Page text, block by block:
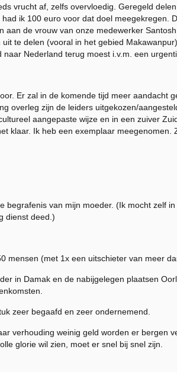
vrucht af, zelfs overvloedig. Geregeld
ik 100 euro voor dat doel meegekregen.
aan de vrouw van onze medewerker
te delen (vooral in het gebied
Nederland terug moest i.v.m. een
Er zal in de komende tijd meer aandacht
overleg zijn de leiders uitgekozen/
aangepaste wijze en in een zuiver
klaar. Ik heb een exemplaar meegenomen.
van mijn moeder. (Ik mocht zelf
dienst deed.)
mensen (met 1x een uitschieter van meer
in Damak en de nabijgelegen plaatsen
zeer begaafd en zeer ondernemend.
verhouding weinig geld worden er bergen
glorie wil zien, moet er snel bij snel zijn.